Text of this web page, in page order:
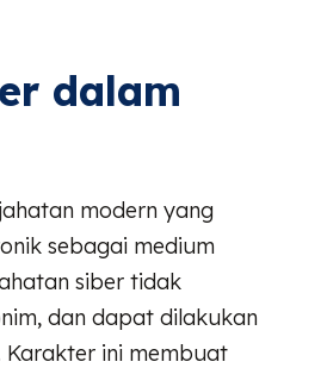
dalam
modern yang
sebagai medium
siber tidak
dan dapat dilakukan
ini membuat